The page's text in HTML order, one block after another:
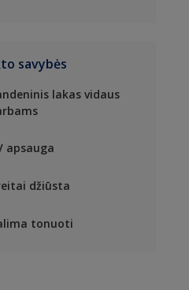
savybės
lakas vidaus
apsauga
džiūsta
tonuoti